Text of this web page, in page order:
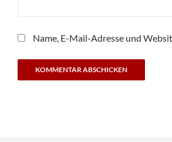
Name, E-Mail-Adresse und